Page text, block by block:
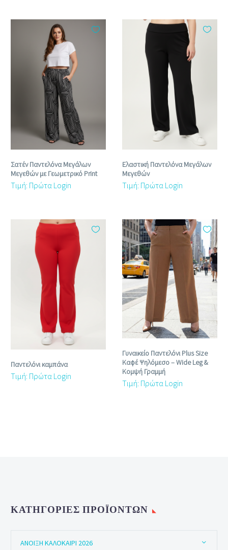
Σατέν Παντελόνα Μεγάλων
Μεγεθών με Γεωμετρικό Print
Τιμή: Πρώτα Login
Ελαστική Παντελόνα Μεγάλων
Μεγεθών
Τιμή: Πρώτα Login
Παντελόνι καμπάνα
Τιμή: Πρώτα Login
Γυναικείο Παντελόνι Plus Size
Καφέ Ψηλόμεσο – Wide Leg &
Κομψή Γραμμή
Τιμή: Πρώτα Login
ΚΑΤΗΓΟΡΊΕΣ ΠΡΟΪΌΝΤΩΝ
ΆΝΟΙΞΗ ΚΑΛΟΚΑΊΡΙ 2026